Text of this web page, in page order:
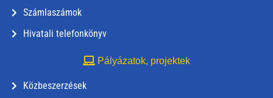
Számlaszámok
Hivatali telefonkönyv
Pályázatok, projektek
Közbeszerzések